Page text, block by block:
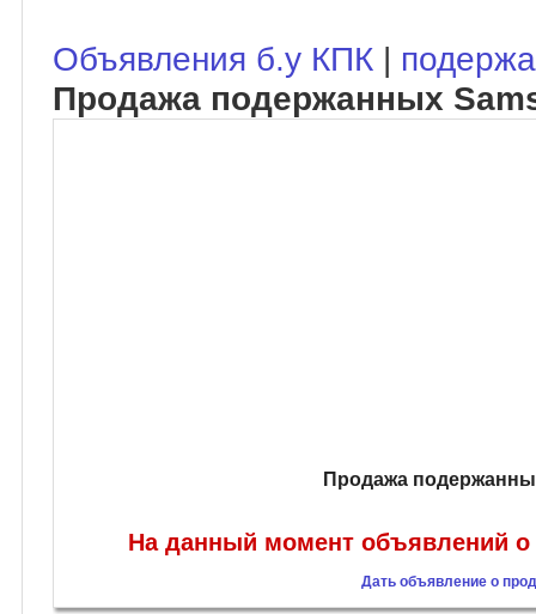
Объявления б.у КПК |
Продажа подержанных
Продажа
На данный момент объявлений о
Дать объявление о